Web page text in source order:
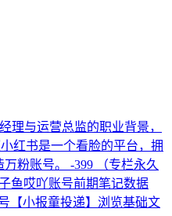
理与运营总监的职业背景，
红书是一个看脸的平台，拥
粉账号。 -399 （专栏永久
鱼哎吖账号前期笔记数据
【小报童投递】浏览基础文